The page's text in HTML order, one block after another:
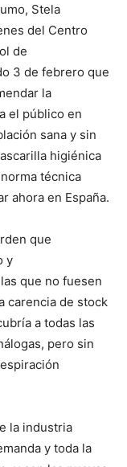
Stela
del Centro
de
3 de febrero que
la
el público en
sana y sin
higiénica
técnica
ahora en España.
que
y
que no fuesen
carencia de stock
a todas las
pero sin
la industria
y toda la